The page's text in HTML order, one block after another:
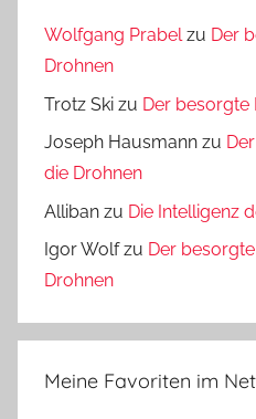
Wolfgang Prabelzu Der
Drohnen
Trotz Ski zu Der besorgte
Joseph Hausmann zu
die Drohnen
Alliban zu Die Intelligenz
Igor Wolfzu Der
Drohnen
Meine Favoriten im